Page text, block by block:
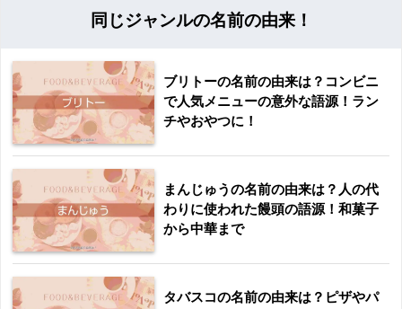
同じジャンルの名前の由来！
ブリトーの名前の由来は？コンビニ
で人気メニューの意外な語源！ラン
チやおやつに！
まんじゅうの名前の由来は？人の代
わりに使われた饅頭の語源！和菓子
から中華まで
タバスコの名前の由来は？ピザやパ